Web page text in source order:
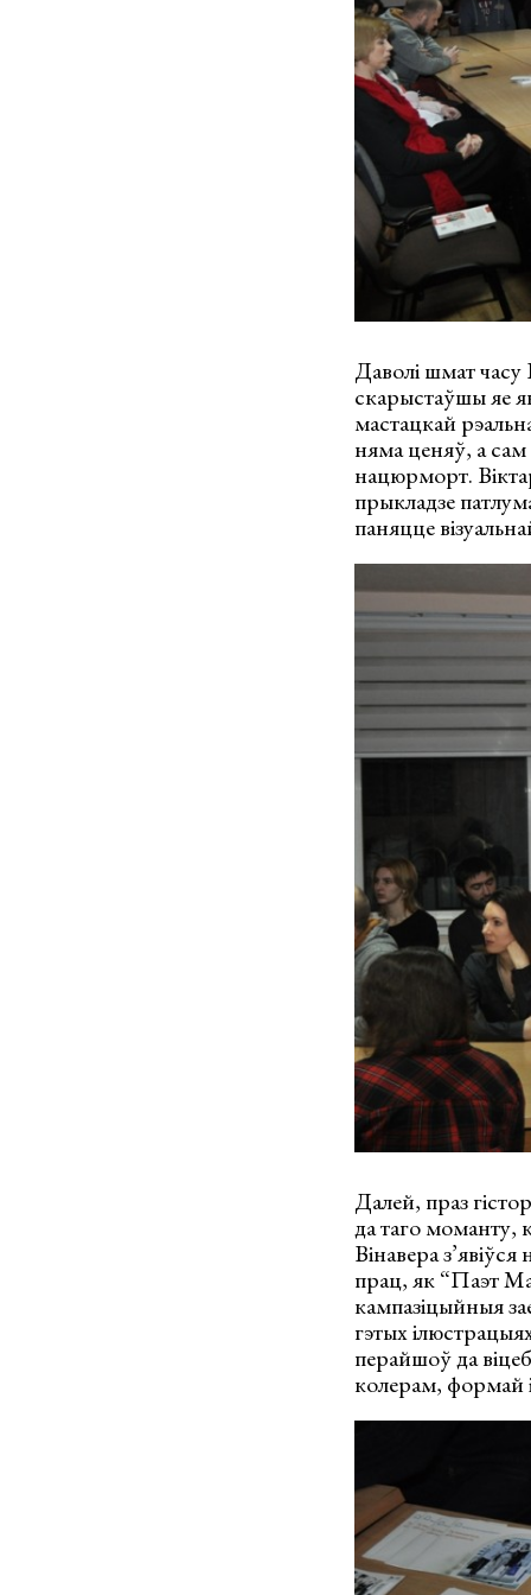
Даволі шмат часу
скарыстаўшы яе
мастацкай
няма ценяў, а
нацюрморт.
прыкладзе
паняцце
Далей, праз
да таго моманту,
Вінавера
прац, як “Паэт
кампазіцыйныя
гэтых
перайшоў да
колерам, формай